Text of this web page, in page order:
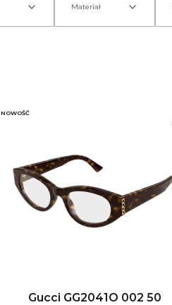
Materiał
NOWOŚĆ
Gucci GG2041O 002 50